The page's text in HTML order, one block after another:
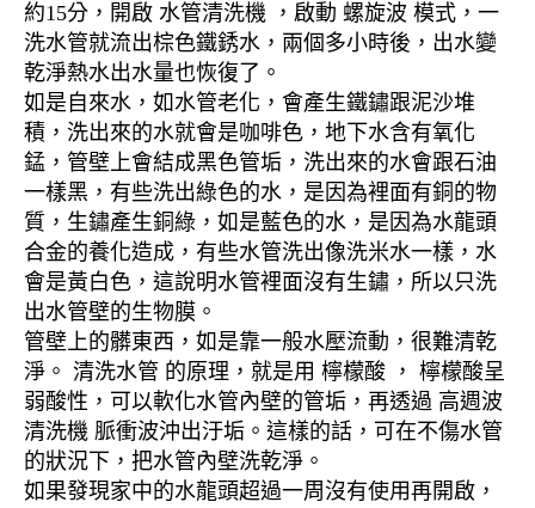
約15分，開啟 水管清洗機 ，啟動 螺旋波 模式，一
洗水管就流出棕色鐵銹水，兩個多小時後，出水變
乾淨熱水出水量也恢復了。
如是自來水，如水管老化，會產生鐵鏽跟泥沙堆
積，洗出來的水就會是咖啡色，地下水含有氧化
錳，管壁上會結成黑色管垢，洗出來的水會跟石油
一樣黑，有些洗出綠色的水，是因為裡面有銅的物
質，生鏽產生銅綠，如是藍色的水，是因為水龍頭
合金的養化造成，有些水管洗出像洗米水一樣，水
會是黃白色，這說明水管裡面沒有生鏽，所以只洗
出水管壁的生物膜。
管壁上的髒東西，如是靠一般水壓流動，很難清乾
淨。 清洗水管 的原理，就是用 檸檬酸 ， 檸檬酸呈
弱酸性，可以軟化水管內壁的管垢，再透過 高週波
清洗機 脈衝波沖出汙垢。這樣的話，可在不傷水管
的狀況下，把水管內壁洗乾淨。
如果發現家中的水龍頭超過一周沒有使用再開啟，